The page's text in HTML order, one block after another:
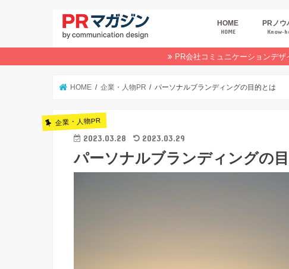
HOME
HOME
PRノウ
広報ス
商品・
デジタル
PRトレ
イベント
業界コラ
オンラ
PR会社コミュニケーションデ
HOME 企業・人物PR パーソナルブランディングの目的とは
企業・人物PR
2023.03.28 2023.03.29
パーソナルブランディングの